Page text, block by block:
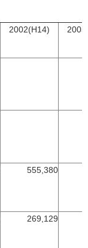
2002(H14)
555,380
269,129